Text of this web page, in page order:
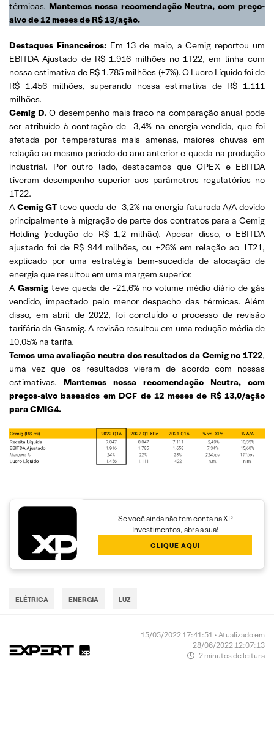
térmicas. Mantemos nossa recomendação Neutra, com preço-
alvo de 12 meses de R$ 13/ação.
Destaques Financeiros: Em 13 de maio, a Cemig reportou um
EBITDA Ajustado de R$ 1.916 milhões no 1T22, em linha com
nossa estimativa de R$ 1.785 milhões (+7%). O Lucro Líquido foi de
R$ 1.456 milhões, superando nossa estimativa de R$ 1.111
milhões.
Cemig D.O desempenho mais fraco na comparação anual pode
ser atribuído à contração de -3,4% na energia vendida, que foi
afetada por temperaturas mais amenas, maiores chuvas em
relação ao mesmo período do ano anterior e queda na produção
industrial. Por outro lado, destacamos que OPEX e EBITDA
tiveram desempenho superior aos parâmetros regulatórios no
1T22.
A Cemig GT teve queda de -3,2% na energia faturada A/A devido
principalmente à migração de parte dos contratos para a Cemig
Holding (redução de R$ 1,2 milhão). Apesar disso, o EBITDA
ajustado foi de R$ 944 milhões, ou +26% em relação ao 1T21,
explicado por uma estratégia bem-sucedida de alocação de
energia que resultou em uma margem superior.
A Gasmigteve queda de -21,6% no volume médio diário de gás
vendido, impactado pelo menor despacho das térmicas. Além
disso, em abril de 2022, foi concluído o processo de revisão
tarifária da Gasmig. A revisão resultou em uma redução média de
10,05% na tarifa.
Temos uma avaliação neutra dos resultados da Cemig no 1T22,
uma vez que os resultados vieram de acordo com nossas
estimativas. Mantemos nossa recomendação Neutra, com
preços-alvo baseados em DCF de 12 meses de R$ 13,0/ação
para CMIG4.
Se você ainda não tem conta na XP
Investimentos, abra a sua!
CLIQUE AQUI
ELÉTRICA ENERGIA LUZ
15/05/2022 17:41:51 • Atualizado em
28/06/2022 12:07:13
2 minutos de leitura